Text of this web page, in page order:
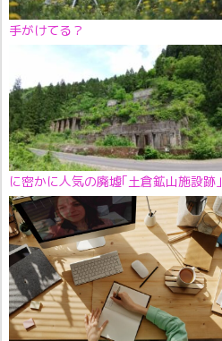
手がけてる？
に密かに人気の廃墟｢土倉鉱山施設跡｣